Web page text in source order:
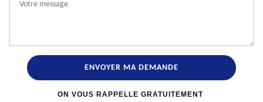
ON VOUS RAPPELLE GRATUITEMENT